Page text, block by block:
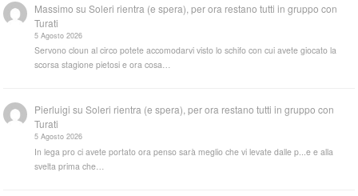
Massimo suSoleri rientra (e spera), per ora restano tutti in gruppo con
Turati
5 Agosto 2026
Servono cloun al circo potete accomodarvi visto lo schifo con cui avete giocato la
scorsa stagione pietosi e ora cosa…
Pierluigi suSoleri rientra (e spera), per ora restano tutti in gruppo con
Turati
5 Agosto 2026
In lega pro ci avete portato ora penso sarà meglio che vi levate dalle p...e e alla
svelta prima che…